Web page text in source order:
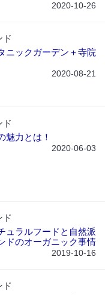
2020-10-26
ド
ニックガーデン＋寺院
2020-08-21
ド
魅力とは！
2020-06-03
ド
ュラルフードと自然派
のオーガニック事情
2019-10-16
ド